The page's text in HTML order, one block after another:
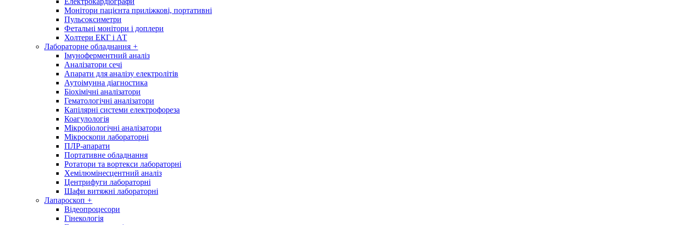
Монітори пацієнта приліжкові, портативні
Пульсоксиметри
Фетальні монітори і доплери
Холтери ЕКГ і АТ
Лабораторне обладнання +
Імуноферментний аналіз
Аналізатори сечі
Апарати для аналізу електролітів
Аутоімунна діагностика
Біохімічні аналізатори
Гематологічні аналізатори
Капілярні системи електрофореза
Коагулологія
Мікробіологічні аналізатори
Мікроскопи лабораторні
ПЛР-апарати
Портативне обладнання
Ротатори та вортекси лабораторні
Хемілюмінесцентний аналіз
Центрифуги лабораторні
Шафи витяжні лабораторні
Лапароскоп +
Відеопроцесори
Гінекологія